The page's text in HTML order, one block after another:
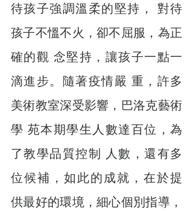
待孩子強調溫柔的堅持， 對待
孩子不慍不火，卻不屈服，為正
確的觀 念堅持，讓孩子一點一
滴進步。隨著疫情嚴 重，許多
美術教室深受影響，巴洛克藝術
學 苑本期學生人數達百位，為
了教學品質控制 人數，還有多
位候補，如此的成就，在於提
供最好的環境，細心個別指導，